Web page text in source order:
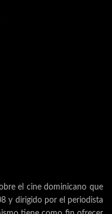
el cine dominicano que
y dirigido por el periodista